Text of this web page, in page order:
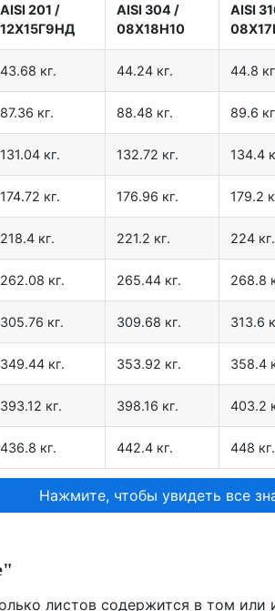
AISI 201 /
12X15Г9НД
AISI 304 /
08Х18Н10
AISI
43.68 кг. 44.24 кг. 44.8
87.36 кг. 88.48 кг. 89.6
131.04 кг. 132.72 кг. 134.4
174.72 кг. 176.96 кг. 179.2
218.4 кг. 221.2 кг. 224 кг.
262.08 кг. 265.44 кг. 268.8
305.76 кг. 309.68 кг. 313.6
349.44 кг. 353.92 кг. 358.4
393.12 кг. 398.16 кг. 403.2
436.8 кг. 442.4 кг. 448 кг.
Нажмите, чтобы увидеть все
листов содержится в том или